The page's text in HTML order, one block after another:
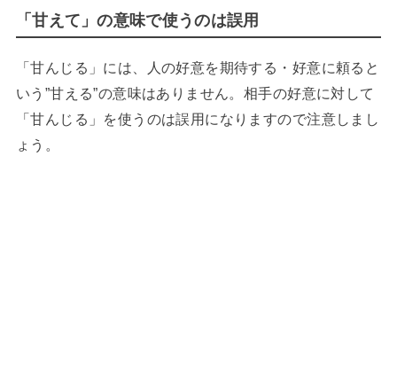
「甘えて」の意味で使うのは誤用
「甘んじる」には、人の好意を期待する・好意に頼ると
いう”甘える”の意味はありません。相手の好意に対して
「甘んじる」を使うのは誤用になりますので注意しまし
ょう。